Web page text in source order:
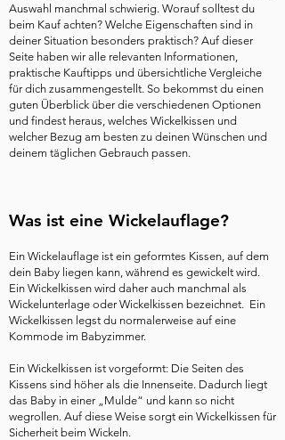
Auswahl manchmal schwierig. Worauf solltest du
beim Kauf achten? Welche Eigenschaften sind in
deiner Situation besonders praktisch? Auf dieser
Seite haben wir alle relevanten Informationen,
praktische Kauftipps und übersichtliche Vergleiche
für dich zusammengestellt. So bekommst du einen
guten Überblick über die verschiedenen Optionen
und findest heraus, welches Wickelkissen und
welcher Bezug am besten zu deinen Wünschen und
deinem täglichen Gebrauch passen.
Was ist eine Wickelauflage?
Ein Wickelauflage ist ein geformtes Kissen, auf dem
dein Baby liegen kann, während es gewickelt wird.
Ein Wickelkissen wird daher auch manchmal als
Wickelunterlage oder Wickelkissen bezeichnet. Ein
Wickelkissen legst du normalerweise auf eine
Kommode im Babyzimmer.
Ein Wickelkissen ist vorgeformt: Die Seiten des
Kissens sind höher als die Innenseite. Dadurch liegt
das Baby in einer „Mulde“ und kann so nicht
wegrollen. Auf diese Weise sorgt ein Wickelkissen für
Sicherheit beim Wickeln.